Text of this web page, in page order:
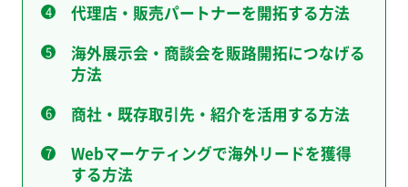
代理店・販売パートナーを開拓する方法
海外展示会・商談会を販路開拓につなげる
方法
商社・既存取引先・紹介を活用する方法
Webマーケティングで海外リードを獲得
する方法